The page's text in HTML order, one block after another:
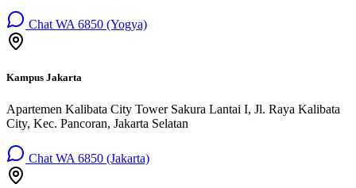
Chat WA 6850 (Yogya)
Kampus Jakarta
Apartemen Kalibata City Tower Sakura Lantai I, Jl. Raya Kalibata
City, Kec. Pancoran, Jakarta Selatan
Chat WA 6850 (Jakarta)